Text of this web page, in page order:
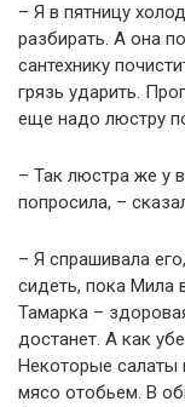
– Я в пятницу
разбирать. А она
сантехнику
грязь ударить.
еще надо люстру
– Так люстра же у
попросила, –
– Я спрашивала
сидеть, пока Мила
Тамарка –
достанет. А как
Некоторые салаты
мясо отобьем. В